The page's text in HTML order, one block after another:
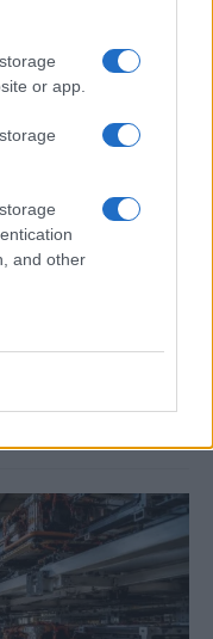
or app.
and other
y otros